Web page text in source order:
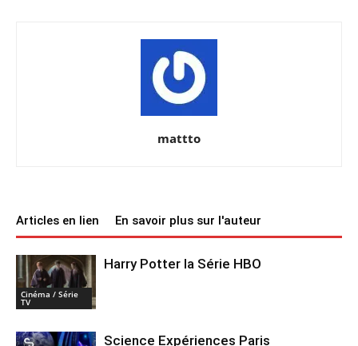
mattto
Articles en lien En savoir plus sur l'auteur
Cinéma / Série
TV
Harry Potter la Série HBO
Science Expériences Paris